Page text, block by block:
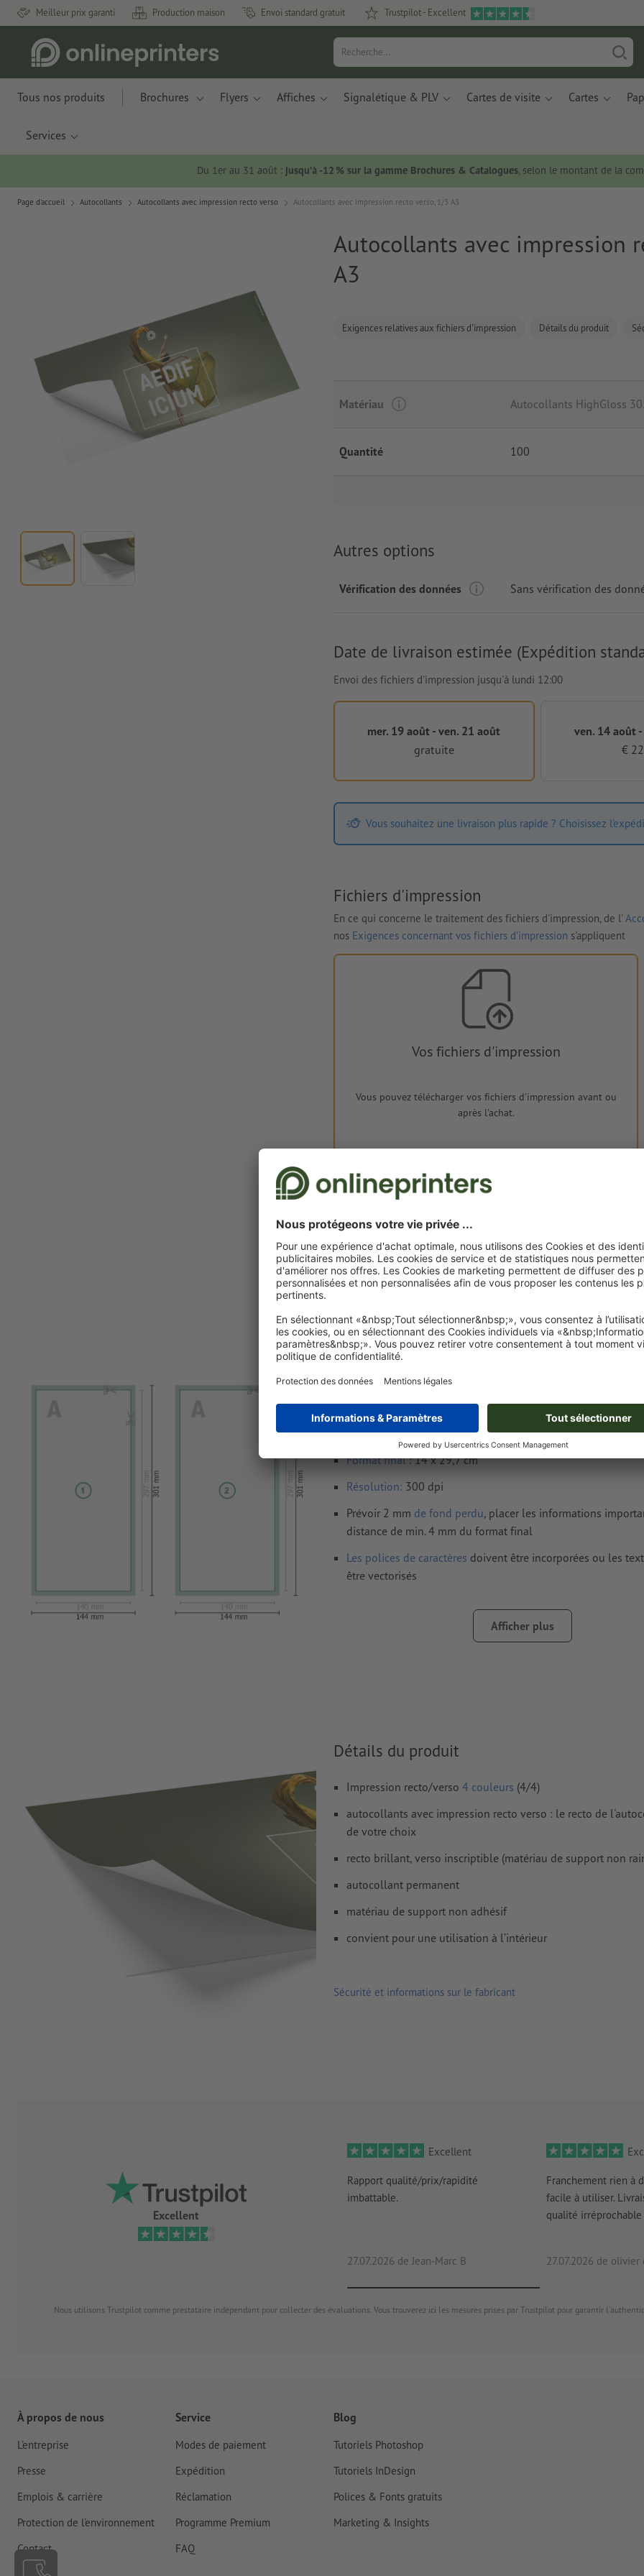
Meilleur prix garanti Production maison Envoi standard gratuit Trustpilot - Excellent
Tous nos produits Brochures Flyers Affiches Signalétique & PLV Cartes de visite Cartes
Services
Du 1er au 31 août : jusqu’à -12 % sur la gamme Brochures & Catalogues, selon le montant de la
Page d'accueil Autocollants Autocollants avec impression recto verso Autocollants avec impression recto verso, 1/3 A3
Autocollants avec impression
A3
Exigences relatives aux fichiers d'impression Détails du produit
Matériau Autocollants HighGloss
Quantité 100
Autres options
Vérification des données Sans vérification des
Date de livraison estimée (Expédition
Envoi des fichiers d'impression jusqu'à lundi 12:00
mer. 19 août - ven. 21 août
gratuite
ven. 14 août
€
Vous souhaitez une livraison plus rapide ? Choisissez
Fichiers d'impression
En ce qui concerne le traitement des fichiers d'impression, de l'
nos Exigences concernant vos fichiers d'impression s'appliquent
Vos fichiers d'impression
Vous pouvez télécharger vos fichiers d'impression avant ou
après l'achat.
Je dépose mes fichiers
HT
€ 216,12 €
Livraison approx. :
mer. 19 août - ven. 21 août
Exigences relatives aux fichiers d'impression
Format de données(incl. 2 mm fond perdu) : 14,4 x 30,1 cm
Format final: 14 x 29,7 cm
Résolution: 300 dpi
Prévoir 2 mm de fond perdu, placer les informations
distance de min. 4 mm du format final
Les polices de caractères doivent être incorporées ou les
être vectorisés
FOGRA52 (PSO Uncoated v3 FOGRA52) pour les papiers non
fautes d'orthographe et de syntaxe
Afficher plus
Détails du produit
Impression recto/verso 4 couleurs (4/4)
autocollants avec impression recto verso : le recto de
de votre choix
recto brillant, verso inscriptible (matériau de support non
autocollant permanent
matériau de support non adhésif
convient pour une utilisation à l’intérieur
Sécurité et informations sur le fabricant
Excellent
Excellent
Rapport qualité/prix/rapidité
imbattable.
27.07.2026 de Jean-Marc B
Franchement rien à
facile à utiliser.
qualité irréprochable
27.07.2026 de olivier
Nous utilisons Trustpilot comme prestataire indépendant pour collecter des évaluations. Vous trouverez ici les mesures prises par Trustpilot pour garantir
À propos de nous
L'entreprise
Presse
Emplois & carrière
Protection de l'environnement
Contact
Service
Modes de paiement
Expédition
Réclamation
Programme Premium
FAQ
Blog
Tutoriels Photoshop
Tutoriels InDesign
Polices & Fonts gratuits
Marketing & Insights